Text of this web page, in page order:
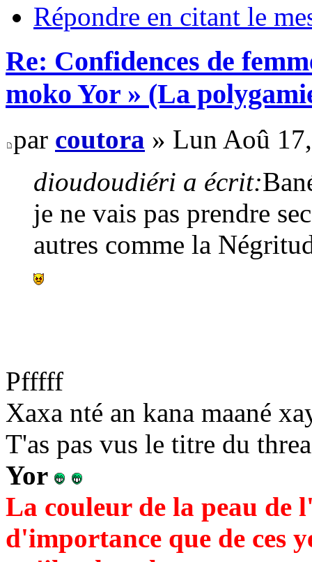
Répondre en citant le
Re: Confidences de
moko Yor » (La
par coutora » Lun Aoû
dioudoudiéri a écrit:
je ne vais pas prendre
autres comme la
Pfffff
Xaxa nté an kana maané
T'as pas vus le titre du
Yor
La couleur de la peau de
d'importance que de ces